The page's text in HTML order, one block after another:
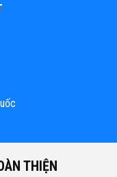
THIỆN